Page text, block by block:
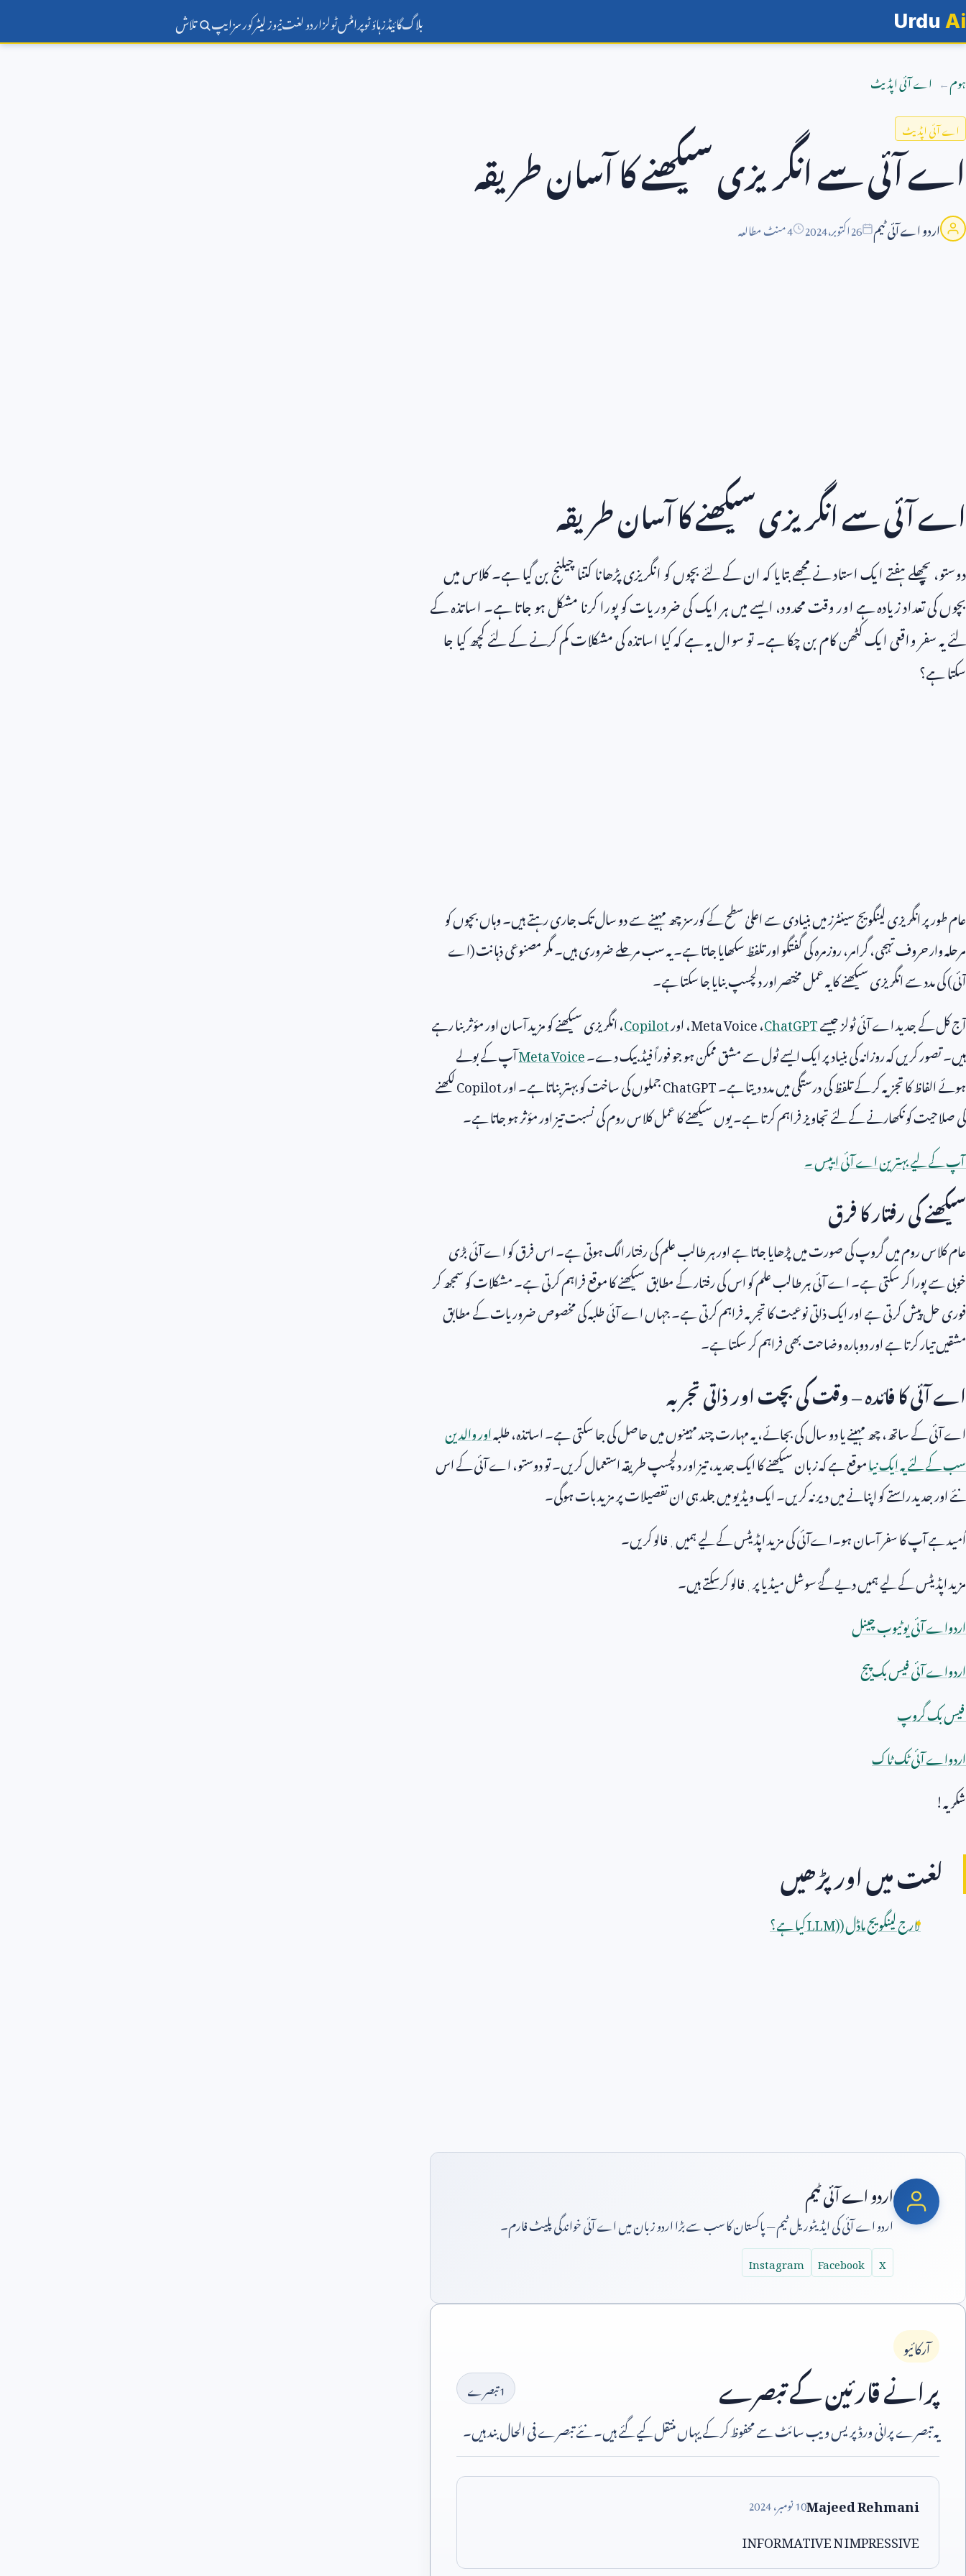
Urdu Ai بلاگگائیڈزہاؤ ٹوپرامٹسٹولزاردو لغتنیوز لیٹرکورسزایپ تلاش
ہوم اے آئی اپڈیٹ
اے آئی اپڈیٹ
اے آئی سے انگریزی سیکھنے کا آسان طریقہ
اردو اے آئی ٹیم 26اکتوبر،2024 4 منٹ مطالعہ
اے آئی سے انگریزی سیکھنے کا آسان طریقہ
دوستو، پچھلے ہفتے ایک استاد نے مجھے بتایا کہ ان کے لئے بچوں کو انگریزی پڑھانا کتنا چیلنج بن گیا ہے۔ کلاس میں
بچوں کی تعداد زیادہ ہے اور وقت محدود، ایسے میں ہر ایک کی ضروریات کو پورا کرنا مشکل ہو جاتا ہے۔ اساتذہ کے
لئے یہ سفر واقعی ایک کٹھن کام بن چکا ہے۔ تو سوال یہ ہے کہ کیا اساتذہ کی مشکلات کم کرنے کے لئے کچھ کیا جا
سکتا ہے؟
عام طور پر انگریزی لینگویج سینٹرز میں بنیادی سے اعلیٰ سطح کے کورسز چھ مہینے سے دو سال تک جاری رہتے ہیں۔ وہاں بچوں کو
مرحلہ وار حروف تہجی، گرامر، روزمرہ کی گفتگو اور تلفظ سکھایا جاتا ہے۔ یہ سب مرحلے ضروری ہیں۔ مگر مصنوعی ذہانت (اے
آئی) کی مدد سے انگریزی سیکھنے کا یہ عمل مختصر اور دلچسپ بنایا جا سکتا ہے۔
آج کل کے جدید اے آئی ٹولز جیسےChatGPT،Meta Voice، اورCopilot، انگریزی سیکھنے کو مزید آسان اور مؤثر بنا رہے
ہیں۔ تصور کریں کہ روزانہ کی بنیاد پر ایک ایسے ٹول سے مشق ممکن ہو جو فوراً فیڈبیک دے۔Meta Voiceآپ کے بولے
ہوئے الفاظ کا تجزیہ کر کے تلفظ کی درستگی میں مدد دیتا ہے۔ChatGPTجملوں کی ساخت کو بہتر بناتا ہے۔ اورCopilotلکھنے
کی صلاحیت کو نکھارنے کے لئے تجاویز فراہم کرتا ہے۔ یوں سیکھنے کا عمل کلاس روم کی نسبت تیز اور مؤثر ہو جاتا ہے۔
آپ کے لیے بہترین اے آئی ایپس ۔
سیکھنے کی رفتار کا فرق
عام کلاس روم میں گروپ کی صورت میں پڑھایا جاتا ہے اور ہر طالب علم کی رفتار الگ ہوتی ہے۔ اس فرق کو اے آئی بڑی
خوبی سے پورا کر سکتی ہے۔ اے آئی ہر طالب علم کو اس کی رفتار کے مطابق سیکھنے کا موقع فراہم کرتی ہے۔ مشکلات کو سمجھ کر
فوری حل پیش کرتی ہے اور ایک ذاتی نوعیت کا تجربہ فراہم کرتی ہے۔ جہاں اے آئی طلبہ کی مخصوص ضروریات کے مطابق
مشقیں تیار کرتا ہے اور دوبارہ وضاحت بھی فراہم کر سکتا ہے۔
اے آئی کا فائدہ – وقت کی بچت اور ذاتی تجربہ
اے آئی کے ساتھ، چھ مہینے یا دو سال کی بجائے، یہ مہارت چند مہینوں میں حاصل کی جا سکتی ہے۔ اساتذہ، طلبہاور والدین
سب کے لئے یہ ایک نیاموقع ہے کہ زبان سیکھنے کا ایک جدید، تیز اور دلچسپ طریقہ استعمال کریں۔ تو دوستو، اے آئی کے اس
نئے اور جدید راستے کو اپنانے میں دیر نہ کریں۔ ایک ویڈیو میں جلد ہی ان تفصیلات پر مزید بات ہوگی۔
اُمید ہے آپ کا سفر آسان ہو۔اےآئی کی مزید اپڈیٹس کے لیے ہمیں ٖفالو کریں۔
مزید اپڈیٹس کے لیے ہمیں دیےگۓ سوشل میڈیا پر ٖفالو کرسکتے ہیں۔
اردواے آئی یوٹیوب چینل
اردواے آئی فیس بک پیج
فیس بک گروپ
اردواے آئی ٹک ٹاک
شکریہ!
لغت میں اور پڑھیں
لارج لینگویج ماڈل (LLM)کیا ہے؟
اردو اے آئی ٹیم
اردو اے آئی کی ایڈیٹوریل ٹیم — پاکستان کا سب سے بڑا اردو زبان میں اے آئی خواندگی پلیٹ فارم۔
X
Facebook
Instagram
آرکائیو
پرانے قارئین کے تبصرے 1تبصرے
یہ تبصرے پرانی ورڈپریس ویب سائٹ سے محفوظ کر کے یہاں منتقل کیے گئے ہیں۔ نئے تبصرے فی الحال بند ہیں۔
Majeed Rehmani
10نومبر،2024
INFORMATIVE N IMPRESSIVE